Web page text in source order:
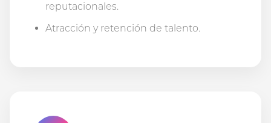
reputacionales.
Atracción y retención de talento.